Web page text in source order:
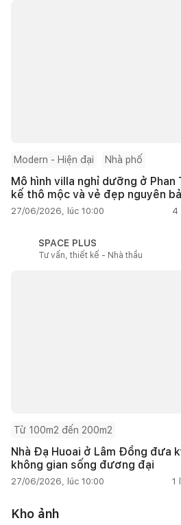
Modern - Hiện đại Nhà phố
Mô hình villa nghỉ dưỡng ở
kế thô mộc và vẻ đẹp nguyên
27/06/2026, lúc 10:00 4
SPACE PLUS
Tư vấn, thiết kế - Nhà thầu
Từ 100m2 đến 200m2
Nhà Đạ Huoai ở Lâm Đồng đưa
không gian sống đương đại
27/06/2026, lúc 10:00 1
Kho ảnh